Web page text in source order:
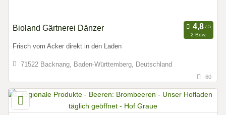
Bioland Gärtnerei Dänzer
2 Bew.
Frisch vom Acker direkt in den Laden
71522 Backnang, Baden-Württemberg, Deutschland
60